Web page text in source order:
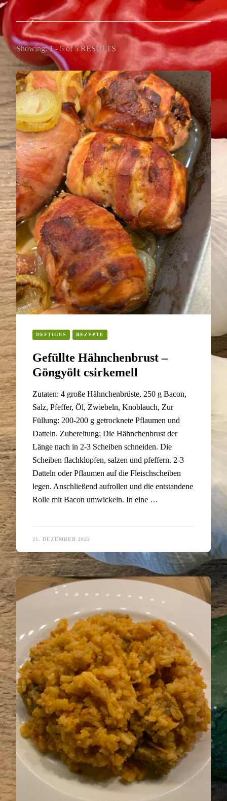
Showing: 1 - 5 of 5 RESULTS
DEFTIGES REZEPTE
Gefüllte Hähnchenbrust –
Göngyölt csirkemell
Zutaten: 4 große Hähnchenbrüste, 250 g Bacon,
Salz, Pfeffer, Öl, Zwiebeln, Knoblauch, Zur
Füllung: 200-200 g getrocknete Pflaumen und
Datteln. Zubereitung: Die Hähnchenbrust der
Länge nach in 2-3 Scheiben schneiden. Die
Scheiben flachklopfen, salzen und pfeffern. 2-3
Datteln oder Pflaumen auf die Fleischscheiben
legen. Anschließend aufrollen und die entstandene
Rolle mit Bacon umwickeln. In eine …
21. DEZEMBER 2024